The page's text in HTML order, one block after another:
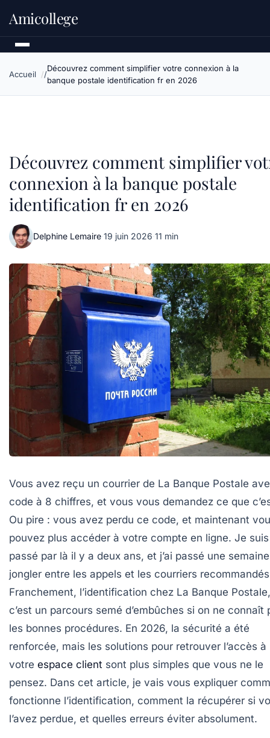
Amicollege
Accueil
Découvrez comment simplifier votre connexion à la
banque postale identification fr en 2026
Découvrez comment simplifier
connexion à la banque postale
identification fr en 2026
Delphine Lemaire·19 juin 2026·11 min
Vous avez reçu un courrier de La Banque Postale
code à 8 chiffres, et vous vous demandez ce que
Ou pire : vous avez perdu ce code, et maintenant
pouvez plus accéder à votre compte en ligne. Je suis
passé par là il y a deux ans, et j’ai passé une
jongler entre les appels et les courriers
Franchement, l’identification chez La Banque Postale,
c’est un parcours semé d’embûches si on ne connaît
les bonnes procédures. En 2026, la sécurité a été
renforcée, mais les solutions pour retrouver l’accès à
votre espace client sont plus simples que vous ne le
pensez. Dans cet article, je vais vous expliquer
fonctionne l’identification, comment la récupérer si
l’avez perdue, et quelles erreurs éviter absolument.